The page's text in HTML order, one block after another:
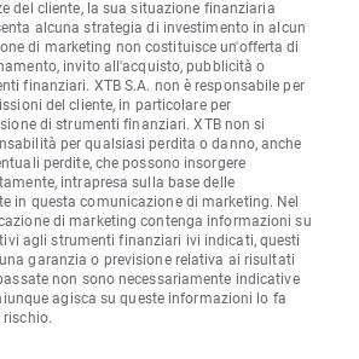
del cliente, la sua situazione finanziaria
alcuna strategia di investimento in alcun
di marketing non costituisce un'offerta di
invito all'acquisto, pubblicità o
finanziari. XTB S.A. non è responsabile per
del cliente, in particolare per
di strumenti finanziari. XTB non si
per qualsiasi perdita o danno, anche
perdite, che possono insorgere
intrapresa sulla base delle
in questa comunicazione di marketing. Nel
di marketing contenga informazioni su
agli strumenti finanziari ivi indicati, questi
garanzia o previsione relativa ai risultati
non sono necessariamente indicative
agisca su queste informazioni lo fa